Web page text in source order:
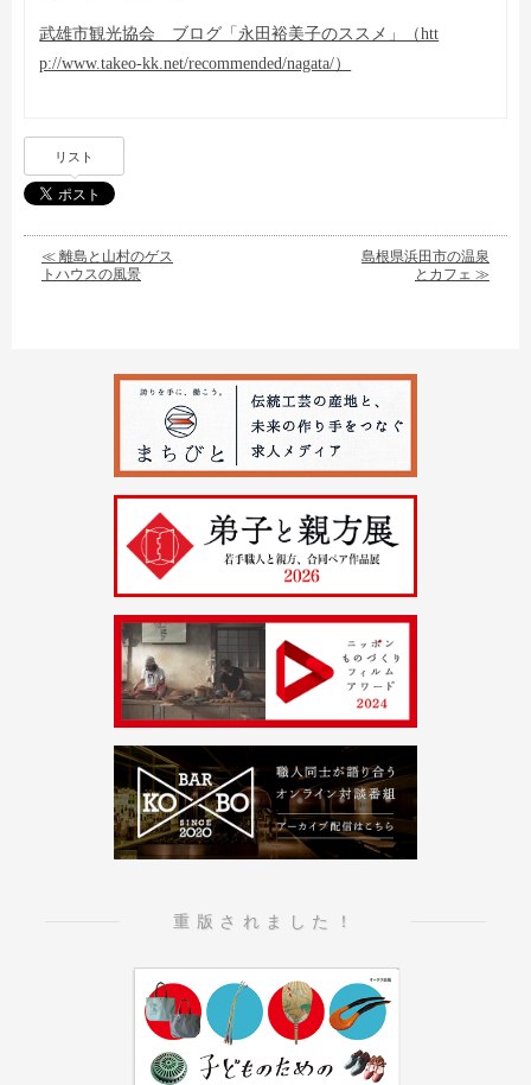
武雄市観光協会 ブログ「永田裕美子のススメ」（htt
p://www.takeo-kk.net/recommended/nagata/）
リスト
離島と山村のゲス
トハウスの風景
島根県浜田市の温泉
とカフェ
重版されました！